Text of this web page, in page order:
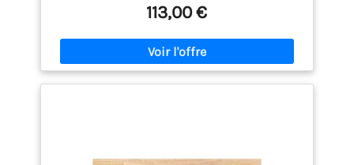
appliquée en surface renforce la résistance à
l'humidité et aux éclaboussures, préservant ainsi la
beauté du bois tout en assurant une protection
durable. Ce plateau polyvalent s'adapte à diverses
bases pour servir de plan de travail dans la cuisine,
d'établi dans le garage ou de meuble dans la salle
Fabriqué en acacia massif, ce plateau offre une
113,00 €